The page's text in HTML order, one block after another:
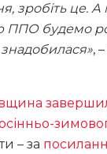
зробіть це. А
ППО будемо
,
– за